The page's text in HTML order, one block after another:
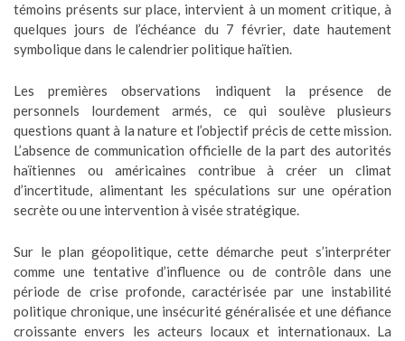
témoins présents sur place, intervient à un moment critique, à
quelques jours de l’échéance du 7 février, date hautement
symbolique dans le calendrier politique haïtien.
Les premières observations indiquent la présence de
personnels lourdement armés, ce qui soulève plusieurs
questions quant à la nature et l’objectif précis de cette mission.
L’absence de communication officielle de la part des autorités
haïtiennes ou américaines contribue à créer un climat
d’incertitude, alimentant les spéculations sur une opération
secrète ou une intervention à visée stratégique.
Sur le plan géopolitique, cette démarche peut s’interpréter
comme une tentative d’influence ou de contrôle dans une
période de crise profonde, caractérisée par une instabilité
politique chronique, une insécurité généralisée et une défiance
croissante envers les acteurs locaux et internationaux. La